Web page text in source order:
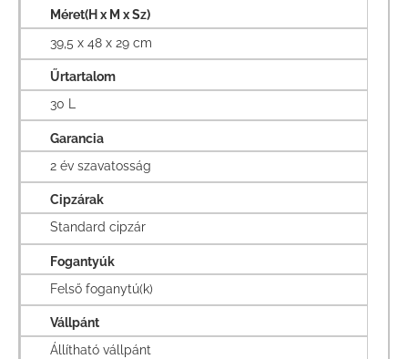
Méret(H x M x Sz)
39,5 x 48 x 29 cm
Űrtartalom
30 L
Garancia
2 év szavatosság
Cipzárak
Standard cipzár
Fogantyúk
Felső foganytú(k)
Vállpánt
Állítható vállpánt